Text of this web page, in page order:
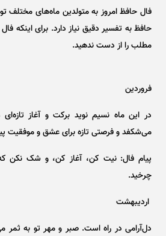
فال حافظ امروز به متولدین ماه‌های مختلف
حافظ به تفسیر دقیق نیاز دارد. برای اینکه فال
مطلب را از دست ندهید.
فروردین
در این ماه نسیم نوید برکت و آغاز
می‌شکفد و فرصتی تازه برای عشق و موفقیت
پیام فال: نیت کن، آغاز کن، و شک نکن
چرخید.
اردیبهشت
دل‌آرامی در راه است. صبر و مهر تو به ثمر